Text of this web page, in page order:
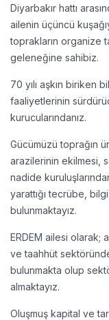
Diyarbakır hattı
ailenin üçüncü
toprakların organize
geleneğine sahibiz.
70 yılı aşkın biriken
faaliyetlerinin
kurucularındanız.
Gücümüzü toprağın
arazilerinin ekilmesi,
nadide
yarattığı tecrübe,
bulunmaktayız.
ERDEM ailesi olarak;
ve taahhüt
bulunmakta olup
almaktayız.
Oluşmuş kapital ve